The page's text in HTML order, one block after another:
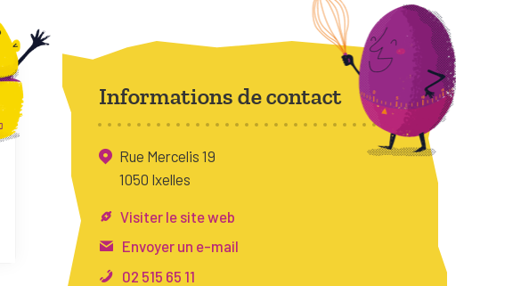
Informations de contact
Rue Mercelis 19
1050 Ixelles
Visiter le site web
Envoyer un e-mail
02 515 65 11